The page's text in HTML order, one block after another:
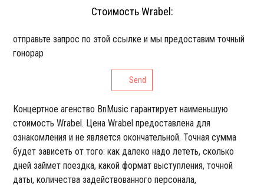
Стоимость Wrabel:
отправьте запрос по этой ссылке и мы предоставим точный
гонорар
Send
Концертное агенство BnMusic гарантирует наименьшую
стоимость Wrabel. Цена Wrabel предоставлена для
ознакомления и не является окончательной. Точная сумма
будет зависеть от того: как далеко надо лететь, сколько
дней займет поездка, какой формат выступления, точной
даты, количества задействованного персонала,